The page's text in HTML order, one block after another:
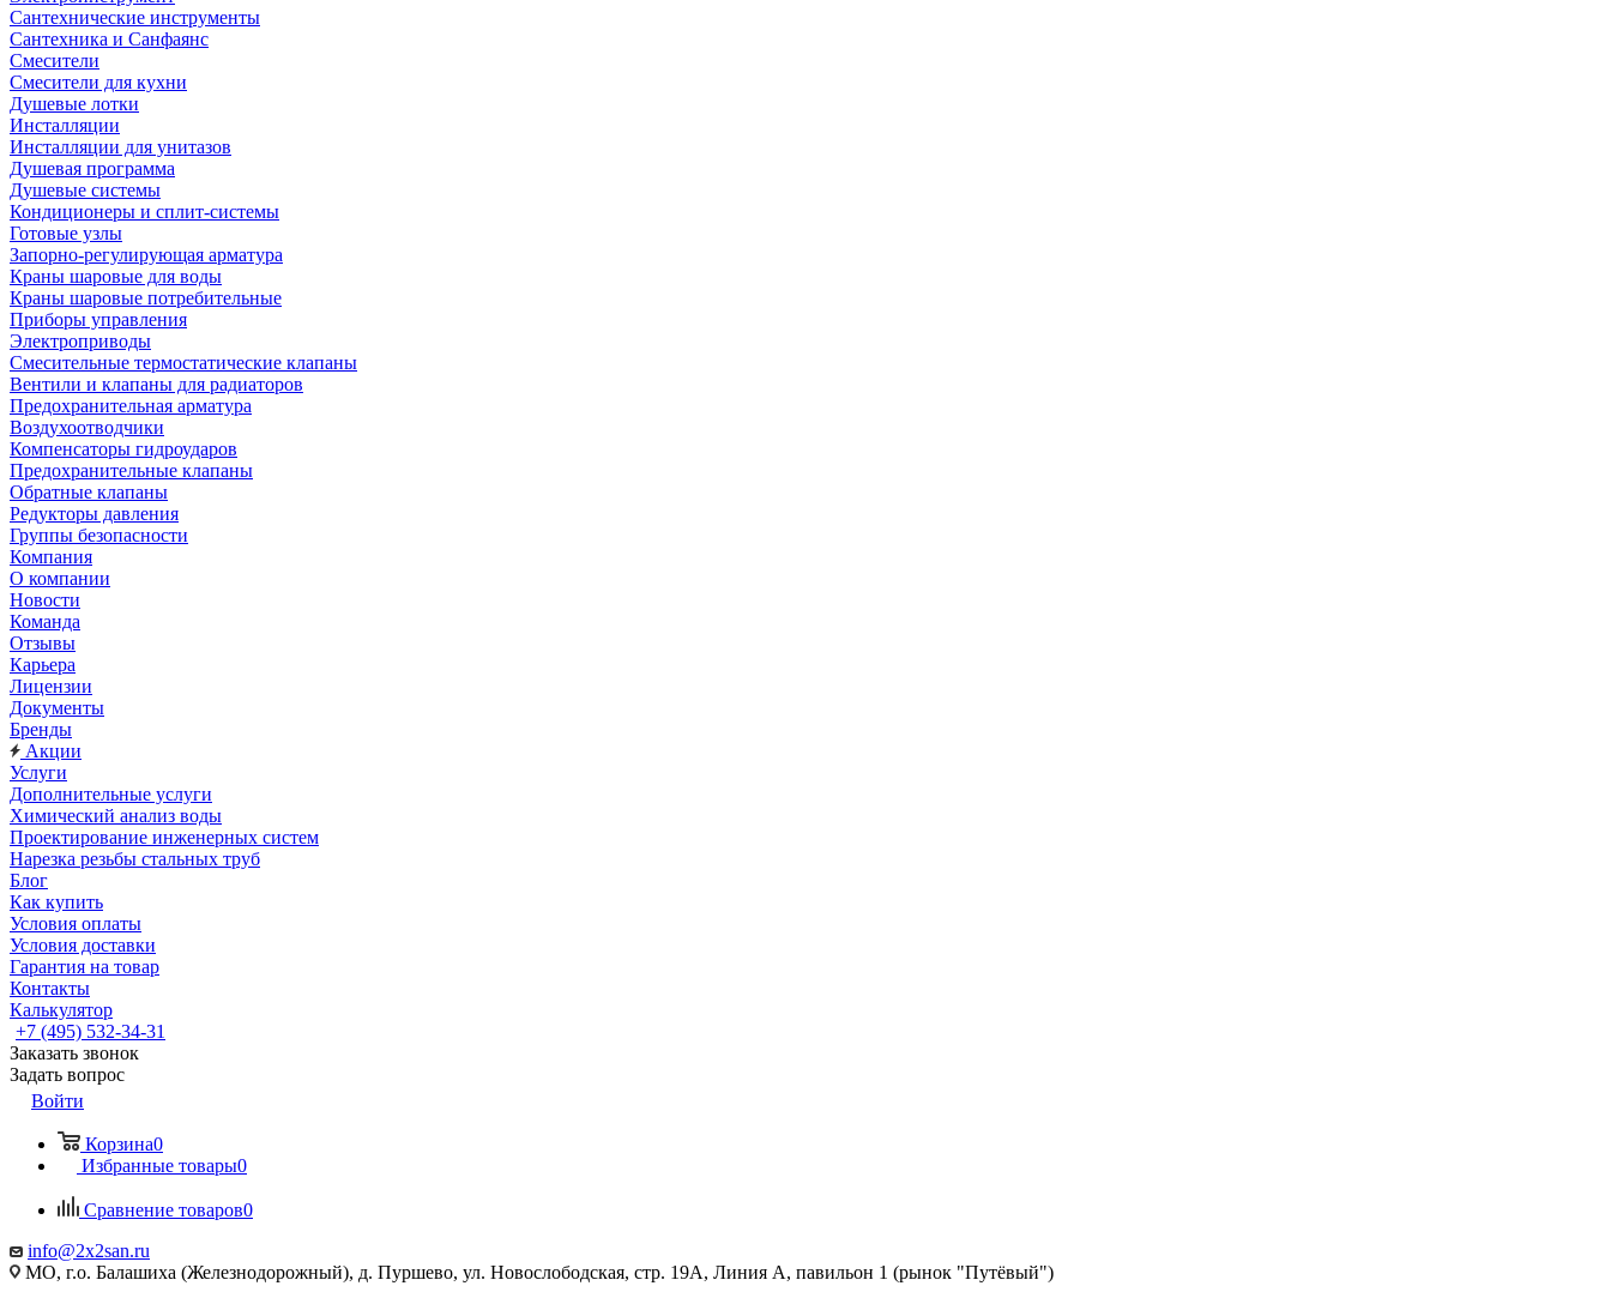
Сантехнические инструменты
Сантехника и Санфаянс
Смесители
Смесители для кухни
Душевые лотки
Инсталляции
Инсталляции для унитазов
Душевая программа
Душевые системы
Кондиционеры и сплит-системы
Готовые узлы
Запорно-регулирующая арматура
Краны шаровые для воды
Краны шаровые потребительные
Приборы управления
Электроприводы
Смесительные термостатические клапаны
Вентили и клапаны для радиаторов
Предохранительная арматура
Воздухоотводчики
Компенсаторы гидроударов
Предохранительные клапаны
Обратные клапаны
Редукторы давления
Группы безопасности
Компания
О компании
Новости
Команда
Отзывы
Карьера
Лицензии
Документы
Бренды
Акции
Услуги
Дополнительные услуги
Химический анализ воды
Проектирование инженерных систем
Нарезка резьбы стальных труб
Блог
Как купить
Условия оплаты
Условия доставки
Гарантия на товар
Контакты
Калькулятор
+7 (495) 532‑34‑31
Заказать звонок
Задать вопрос
Войти
Корзина0
Избранные товары0
Сравнение товаров0
info@2x2san.ru
МО, г.о. Балашиха (Железнодорожный), д. Пуршево, ул. Новослободская, стр. 19А, Линия А, павильон 1 (рынок "Путёвый")